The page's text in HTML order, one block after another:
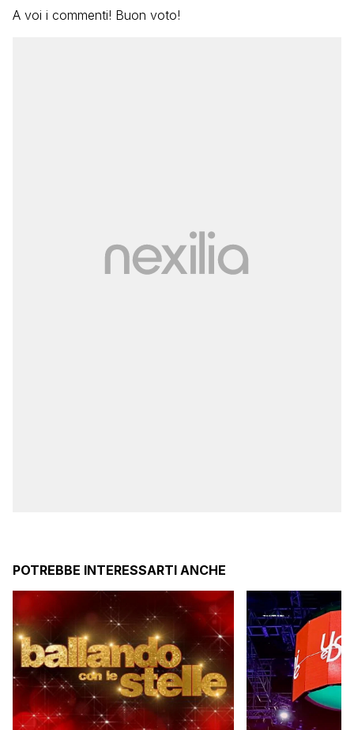
A voi i commenti! Buon voto!
POTREBBE INTERESSARTI ANCHE